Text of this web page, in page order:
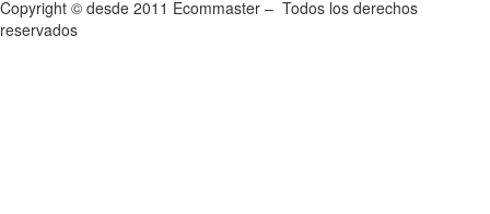
Copyright © desde 2011 Ecommaster – Todos los derechos
reservados